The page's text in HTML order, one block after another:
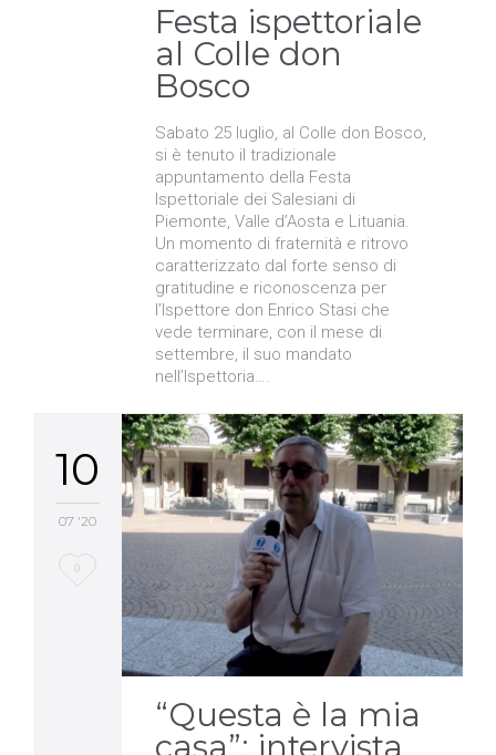
Festa ispettoriale
al Colle don
Bosco
Sabato 25 luglio, al Colle don Bosco,
si è tenuto il tradizionale
appuntamento della Festa
Ispettoriale dei Salesiani di
Piemonte, Valle d’Aosta e Lituania.
Un momento di fraternità e ritrovo
caratterizzato dal forte senso di
gratitudine e riconoscenza per
l’Ispettore don Enrico Stasi che
vede terminare, con il mese di
settembre, il suo mandato
nell’Ispettoria….
10
07 '20
Love
0
“Questa è la mia
casa”: intervista